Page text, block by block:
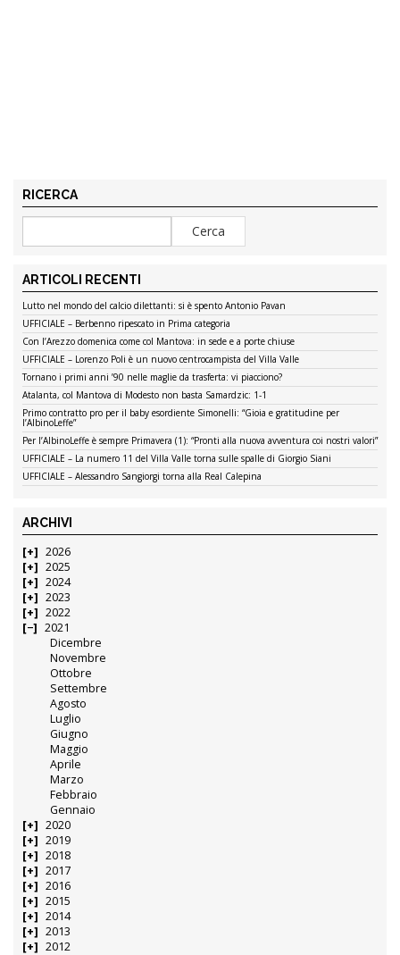
RICERCA
ARTICOLI RECENTI
Lutto nel mondo del calcio dilettanti: si è spento Antonio Pavan
UFFICIALE – Berbenno ripescato in Prima categoria
Con l’Arezzo domenica come col Mantova: in sede e a porte chiuse
UFFICIALE – Lorenzo Poli è un nuovo centrocampista del Villa Valle
Tornano i primi anni ’90 nelle maglie da trasferta: vi piacciono?
Atalanta, col Mantova di Modesto non basta Samardzic: 1-1
Primo contratto pro per il baby esordiente Simonelli: “Gioia e gratitudine per
l’AlbinoLeffe”
Per l’AlbinoLeffe è sempre Primavera (1): “Pronti alla nuova avventura coi nostri valori”
UFFICIALE – La numero 11 del Villa Valle torna sulle spalle di Giorgio Siani
UFFICIALE – Alessandro Sangiorgi torna alla Real Calepina
ARCHIVI
2026
2025
2024
2023
2022
2021
Dicembre
Novembre
Ottobre
Settembre
Agosto
Luglio
Giugno
Maggio
Aprile
Marzo
Febbraio
Gennaio
2020
2019
2018
2017
2016
2015
2014
2013
2012